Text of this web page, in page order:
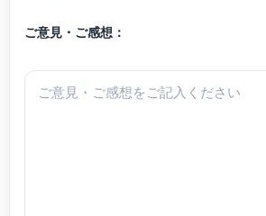
ご意見・ご感想：